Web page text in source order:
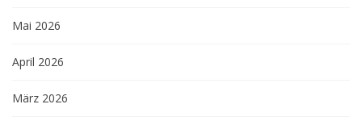
Mai 2026
April 2026
März 2026